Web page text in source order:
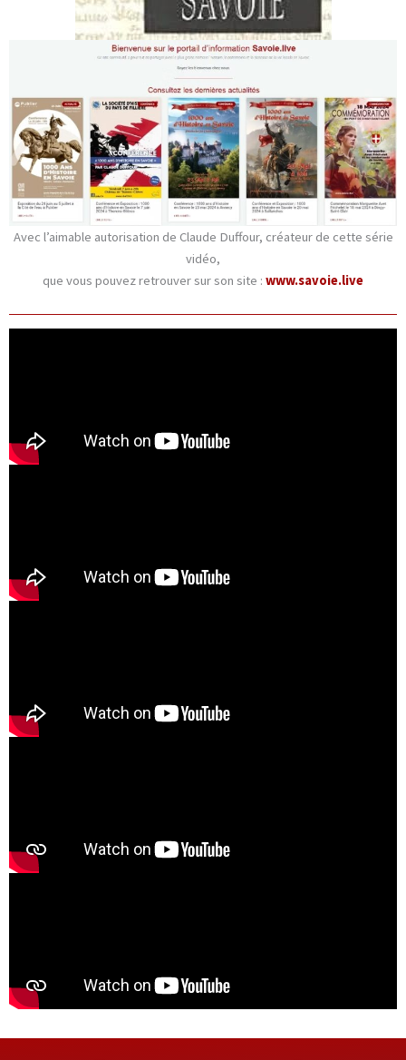
Avec l’aimable autorisation de Claude Duffour, créateur de cette série
vidéo,
que vous pouvez retrouver sur son site : www.savoie.live